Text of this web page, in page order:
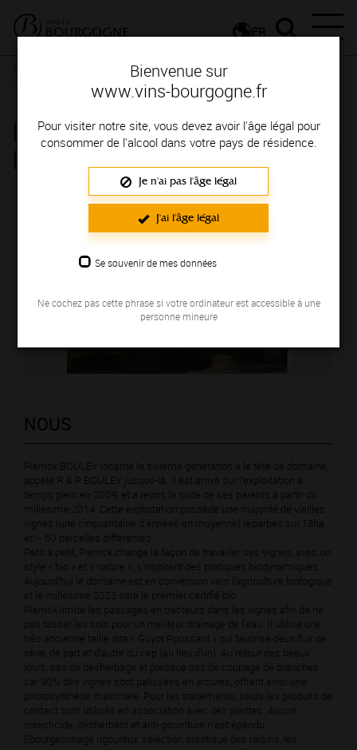
Bienvenue sur
www.vins-bourgogne.fr
Pour visiter notre site, vous devez avoir l'âge légal pour
consommer de l'alcool dans votre pays de résidence.
Je n'ai pas l'âge légal
J'ai l'âge légal
Se souvenir de mes données
Ne cochez pas cette phrase si votre ordinateur est accessible à une
personne mineure
FR
Femmes et hommes passionnés
DOMAINE ET CAVEAU
DOMAINE PIERRICK BOULEY
Région de production : COTE DE BEAUNE
NOUS
Pierrick BOULEY incarne la sixième génération à la tête de domaine,
appelé R & P BOULEY jusque-là. Il est arrivé sur l’exploitation à
temps plein en 2009, et a repris la suite de ses parents à partir du
millésime 2014. Cette exploitation possède une majorité de vieilles
vignes (une cinquantaine d’années en moyenne) réparties sur 13ha
et ~ 60 parcelles différentes.
Petit à petit, Pierrick change la façon de travailler ses vignes, avec un
style « bio » et « nature », s’inspirant des pratiques biodynamiques.
Aujourd’hui le domaine est en conversion vers l’agriculture biologique
et le millésime 2023 sera le premier certifié bio.
Pierrick limite les passages en tracteurs dans les vignes afin de ne
pas tasser les sols pour un meilleur drainage de l’eau. Il utilise une
très ancienne taille dite « Guyot Poussard » qui favorise deux flux de
sève, de part et d’autre du cep (au lieu d‘un). Au retour des beaux
jours, pas de désherbage et presque pas de coupage de branches
car 90% des vignes sont palissées en arcures, offrant ainsi une
photosynthèse maximale. Pour les traitements, seuls les produits de
contact sont utilisés en association avec des plantes. Aucun
insecticide, désherbant et anti-pourriture n’est épandu.
Ebourgeonnage rigoureux, sélection drastique des raisins, les